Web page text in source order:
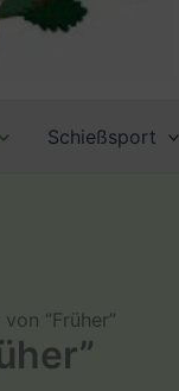
Schießsport
“Früher”